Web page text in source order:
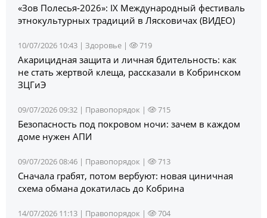
«Зов Полесья‑2026»: IX Международный фестиваль
этнокультурных традиций в Лясковичах (ВИДЕО)
10/07/2026 10:43 | Здоровье | 719
Акарицидная защита и личная бдительность: как
не стать жертвой клеща, рассказали в Кобринском
ЗЦГиЭ
09/07/2026 09:32 | Правопорядок | 715
Безопасность под покровом ночи: зачем в каждом
доме нужен АПИ
09/07/2026 08:46 | Правопорядок | 713
Сначала грабят, потом вербуют: новая циничная
схема обмана докатилась до Кобрина
14/07/2026 11:13 | Правопорядок | 704